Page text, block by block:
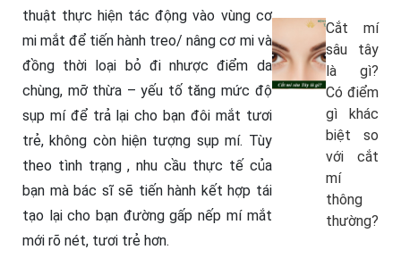
thuật thực hiện tác động vào vùng cơ
mi mắt để tiến hành treo/ nâng cơ mi và
đồng thời loại bỏ đi nhược điểm da
chùng, mỡ thừa – yếu tố tăng mức độ
sụp mí để trả lại cho bạn đôi mắt tươi
trẻ, không còn hiện tượng sụp mí. Tùy
theo tình trạng , nhu cầu thực tế của
bạn mà bác sĩ sẽ tiến hành kết hợp tái
tạo lại cho bạn đường gấp nếp mí mắt
mới rõ nét, tươi trẻ hơn.
Cắt mí
sâu tây
là gì?
Có điểm
gì khác
biệt so
với cắt
mí
thông
thường?